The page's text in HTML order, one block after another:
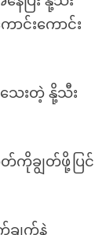
ာင်းကောင်း
ေးတဲ့ နို့သီး
ကိုချွတ်ဖို့ပြင်
ချက်နဲ့